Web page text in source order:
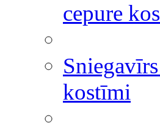
cepure
kostīmi